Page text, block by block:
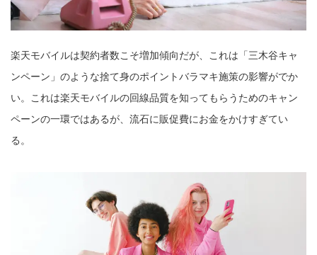
楽天モバイルは契約者数こそ増加傾向だが、これは「三木谷キャ
ンペーン」のような捨て身のポイントバラマキ施策の影響がでか
い。これは楽天モバイルの回線品質を知ってもらうためのキャン
ペーンの一環ではあるが、流石に販促費にお金をかけすぎてい
る。